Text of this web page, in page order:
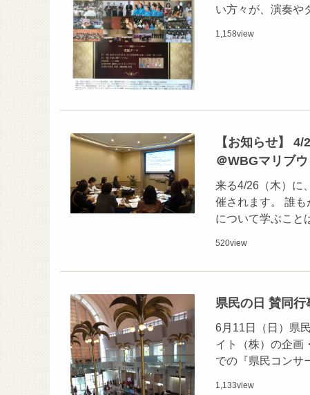
い方々が、演奏や
1,158view
【お知らせ】
＠WBGマリブウ
来る4/26（木）に
催されます。 誰も
について学ぶこと
520view
県民の日 賛同行
6月11日（日）県
イト（株）の企画
での『県民コンサ
1,133view